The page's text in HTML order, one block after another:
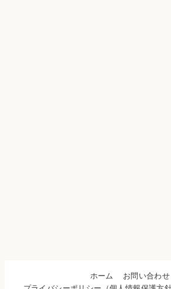
ホーム お問い合わせ